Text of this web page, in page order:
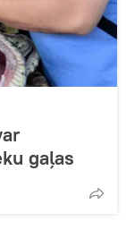
gaļas